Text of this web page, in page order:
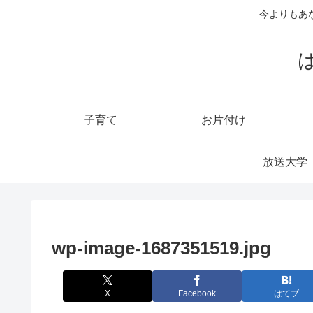
今よりもあ
子育て お片付け
放送大学
wp-image-1687351519.jpg
X Facebook はてブ